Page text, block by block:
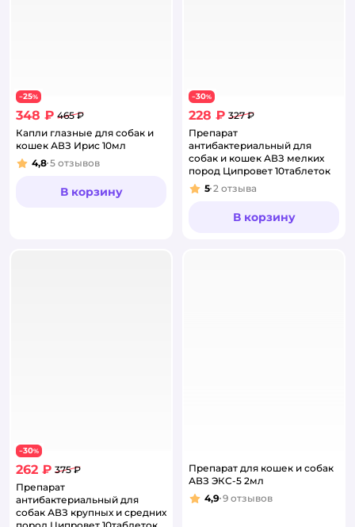
−25%
348 ₽ 465 ₽
Капли глазные для собак и
кошек АВЗ Ирис 10мл
Рейтинг:
4,8 5 отзывов
В корзину
−30%
228 ₽ 327 ₽
Препарат
антибактериальный для
собак и кошек АВЗ мелких
пород Ципровет 10таблеток
Рейтинг:
5 2 отзыва
В корзину
−30%
262 ₽ 375 ₽
Препарат
антибактериальный для
собак АВЗ крупных и средних
пород Ципровет 10таблеток
Препарат для кошек и собак
АВЗ ЭКС-5 2мл
Рейтинг:
4,9 9 отзывов